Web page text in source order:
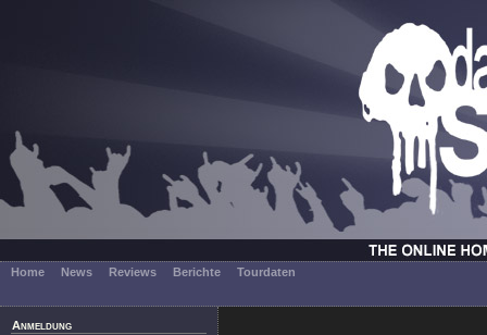
Home News Reviews Berichte Tourdaten
Anmeldung